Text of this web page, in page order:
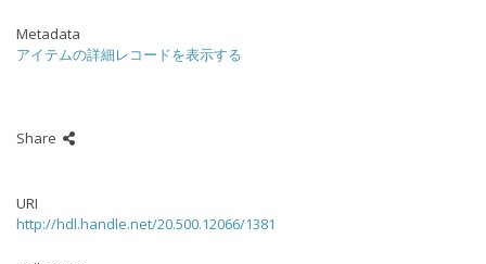
Metadata
アイテムの詳細レコードを表示する
Share
URI
http://hdl.handle.net/20.500.12066/1381